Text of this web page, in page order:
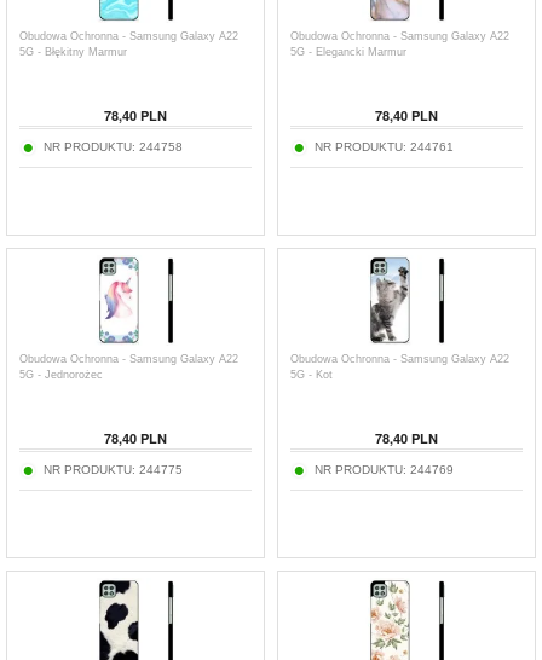
Obudowa Ochronna - Samsung Galaxy A22
5G - Błękitny Marmur
78,40 PLN
NR PRODUKTU: 244758
Obudowa Ochronna - Samsung Galaxy A22
5G - Elegancki Marmur
78,40 PLN
NR PRODUKTU: 244761
Obudowa Ochronna - Samsung Galaxy A22
5G - Jednorożec
78,40 PLN
NR PRODUKTU: 244775
Obudowa Ochronna - Samsung Galaxy A22
5G - Kot
78,40 PLN
NR PRODUKTU: 244769